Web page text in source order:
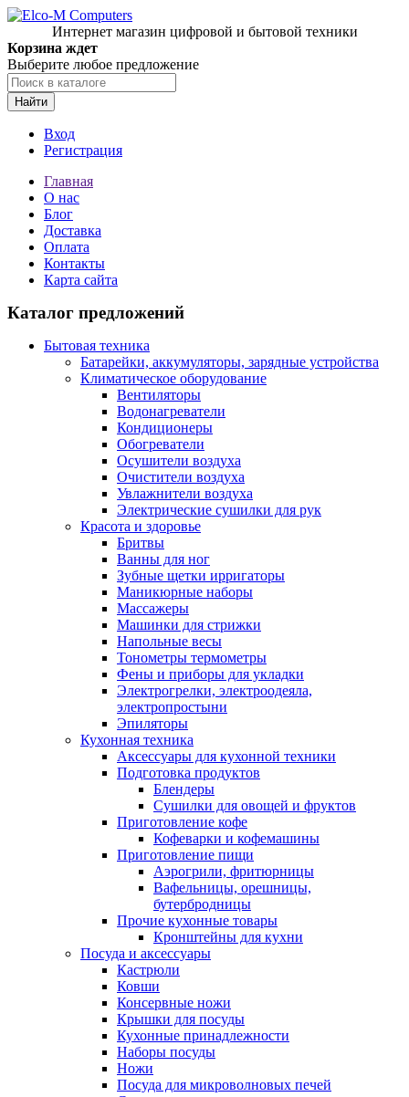
Интернет магазин цифровой и бытовой техники
Корзина ждет
Выберите любое предложение
Найти
Вход
Регистрация
Главная
О нас
Блог
Доставка
Оплата
Контакты
Карта сайта
Каталог предложений
Бытовая техника
Батарейки, аккумуляторы, зарядные устройства
Климатическое оборудование
Вентиляторы
Водонагреватели
Кондиционеры
Обогреватели
Осушители воздуха
Очистители воздуха
Увлажнители воздуха
Электрические сушилки для рук
Красота и здоровье
Бритвы
Ванны для ног
Зубные щетки ирригаторы
Маникюрные наборы
Массажеры
Машинки для стрижки
Напольные весы
Тонометры термометры
Фены и приборы для укладки
Электрогрелки, электроодеяла,
электропростыни
Эпиляторы
Кухонная техника
Аксессуары для кухонной техники
Подготовка продуктов
Блендеры
Сушилки для овощей и фруктов
Приготовление кофе
Кофеварки и кофемашины
Приготовление пищи
Аэрогрили, фритюрницы
Вафельницы, орешницы,
бутербродницы
Прочие кухонные товары
Кронштейны для кухни
Посуда и аксессуары
Кастрюли
Ковши
Консервные ножи
Крышки для посуды
Кухонные принадлежности
Наборы посуды
Ножи
Посуда для микроволновых печей